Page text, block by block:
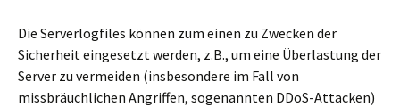
Die Serverlogfiles können zum einen zu Zwecken der
Sicherheit eingesetzt werden, z.B., um eine Überlastung der
Server zu vermeiden (insbesondere im Fall von
missbräuchlichen Angriffen, sogenannten DDoS-Attacken)